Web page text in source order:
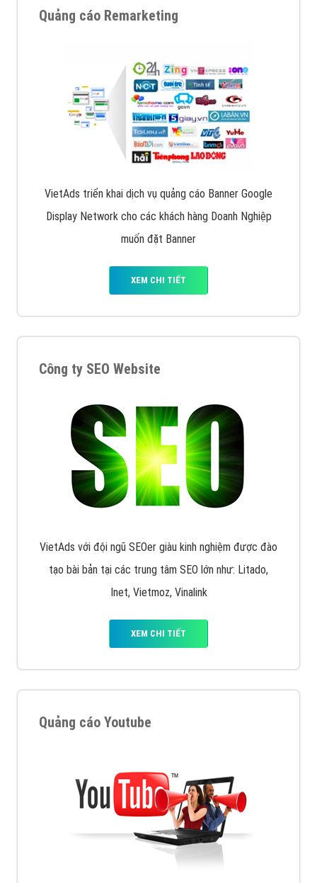
Quảng cáo Remarketing
VietAds triển khai dịch vụ quảng cáo Banner Google
Display Network cho các khách hàng Doanh Nghiệp
muốn đặt Banner
XEM CHI TIẾT
Công ty SEO Website
VietAds với đội ngũ SEOer giàu kinh nghiệm được đào
tạo bài bản tại các trung tâm SEO lớn như: Litado,
Inet, Vietmoz, Vinalink
XEM CHI TIẾT
Quảng cáo Youtube